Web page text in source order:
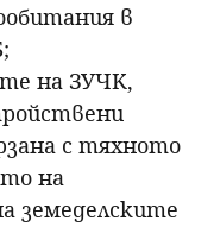
в
на ЗУЧК,
с тяхното
на
земеделските